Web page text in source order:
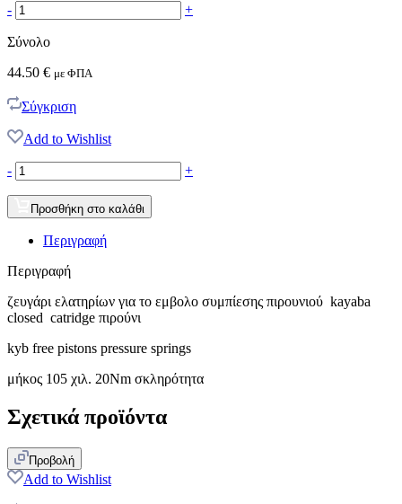
- +
Σύνολο
44.50 € με ΦΠΑ
Σύγκριση
Add to Wishlist
- +
Προσθήκη στο καλάθι
Περιγραφή
Περιγραφή
ζευγάρι ελατηρίων για το εμβολο συμπίεσης πιρουνιού kayaba
closed catridge πιρούνι
kyb free pistons pressure springs
μήκος 105 χιλ. 20Nm σκληρότητα
Σχετικά προϊόντα
Προβολή
Add to Wishlist